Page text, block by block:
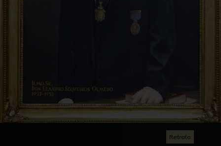
Retrato